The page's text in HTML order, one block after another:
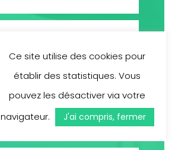
Ce site utilise des cookies pour
établir des statistiques. Vous
pouvez les désactiver via votre
navigateur.
J'ai compris, fermer